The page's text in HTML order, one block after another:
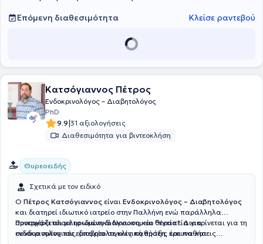
Επόμενη διαθεσιμότητα
Κλείσε ραντεβού
Κατσόγιαννος Πέτρος
Ενδοκρινολόγος – Διαβητολόγος
PhD
9.9|31 αξιολογήσεις
Διαθεσιμότητα για βιντεοκλήση
Θυρεοειδής
Σχετικά με τον ειδικό
Ο Πέτρος Κατσόγιαννος είναι Ενδοκρινολόγος – Διαβητολόγος
και διατηρεί ιδιωτικό ιατρείο στην Παλλήνη ενώ παράλληλα
συνεργάζεται με το ιδιωτικό Νοσοκομείο "Υγεία". Διακρίνεται για τη
συνδυασμένη του εμπειρία σε κλινική πράξη, έρευνα και
Προσφέρει ολοκληρωμένη διάγνωση και θεραπεία για
ενδοκρινολογικές, διαβητολογικές παθήσεις και παθήσεις